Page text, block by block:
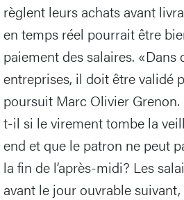
règlent leurs achats avant
en temps réel pourrait être
paiement des salaires. «Dans
entreprises, il doit être validé
poursuit Marc Olivier
t-il si le virement tombe la
end et que le patron ne peut
la fin de l’après-midi? Les
avant le jour ouvrable